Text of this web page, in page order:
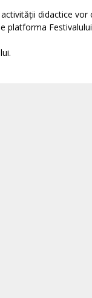
didactice